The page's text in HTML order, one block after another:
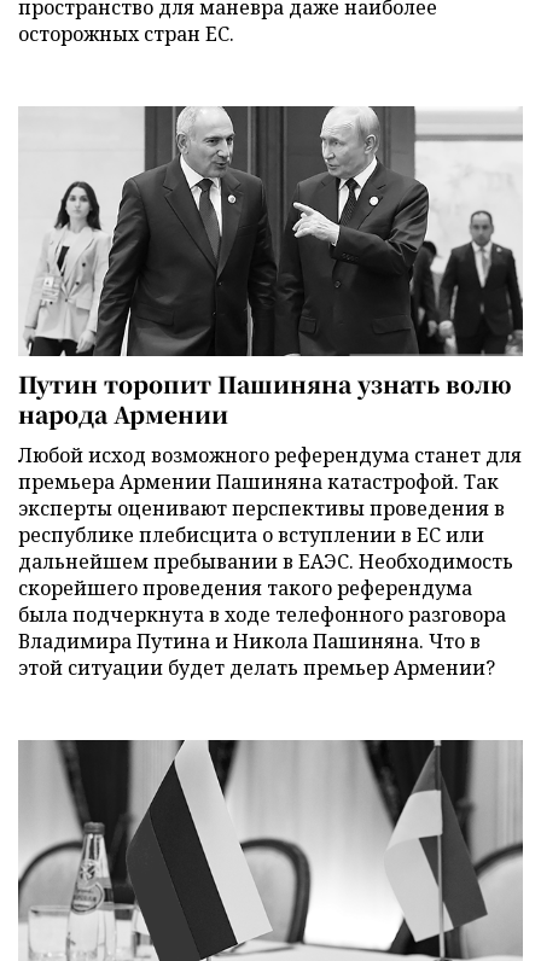
пространство для маневра даже наиболее
осторожных стран ЕС.
Путин торопит Пашиняна узнать волю
народа Армении
Любой исход возможного референдума станет для
премьера Армении Пашиняна катастрофой. Так
эксперты оценивают перспективы проведения в
республике плебисцита о вступлении в ЕС или
дальнейшем пребывании в ЕАЭС. Необходимость
скорейшего проведения такого референдума
была подчеркнута в ходе телефонного разговора
Владимира Путина и Никола Пашиняна. Что в
этой ситуации будет делать премьер Армении?